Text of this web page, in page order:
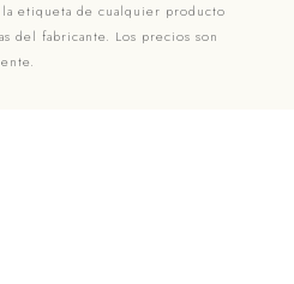
etiqueta de cualquier producto
del fabricante. Los precios son